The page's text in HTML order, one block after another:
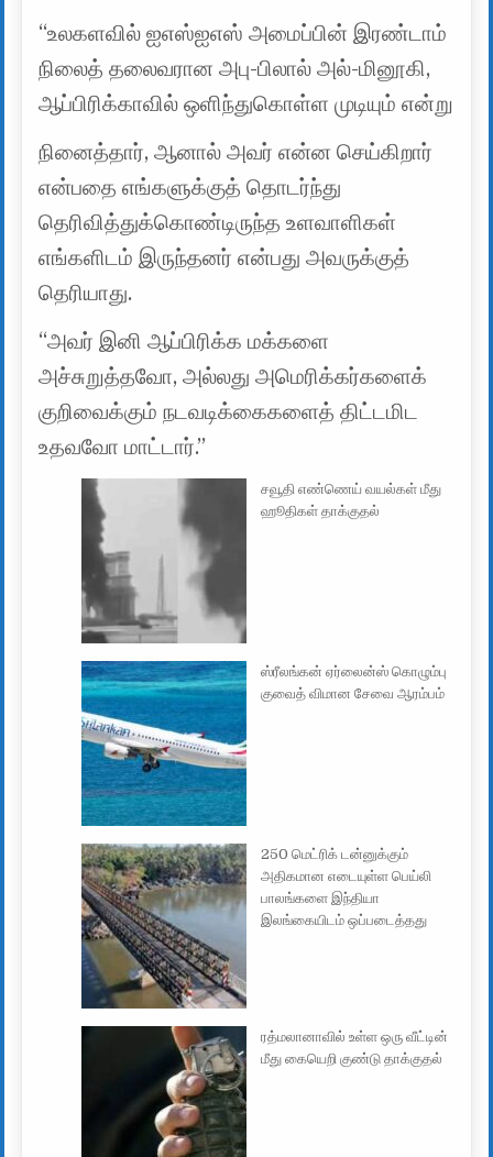
“உலகளவில் ஐஎஸ்ஐஎஸ் அமைப்பின் இரண்டாம்
நிலைத் தலைவரான அபு-பிலால் அல்-மினூகி,
ஆப்பிரிக்காவில் ஒளிந்துகொள்ள முடியும் என்று
நினைத்தார், ஆனால் அவர் என்ன செய்கிறார்
என்பதை எங்களுக்குத் தொடர்ந்து
தெரிவித்துக்கொண்டிருந்த உளவாளிகள்
எங்களிடம் இருந்தனர் என்பது அவருக்குத்
தெரியாது.
“அவர் இனி ஆப்பிரிக்க மக்களை
அச்சுறுத்தவோ, அல்லது அமெரிக்கர்களைக்
குறிவைக்கும் நடவடிக்கைகளைத் திட்டமிட
உதவவோ மாட்டார்.”
சவூதி எண்ணெய் வயல்கள் மீது
ஹூதிகள் தாக்குதல்
ஸ்ரீலங்கன் ஏர்லைன்ஸ் கொழும்பு
குவைத் விமான சேவை ஆரம்பம்
250 மெட்ரிக் டன்னுக்கும்
அதிகமான எடையுள்ள பெய்லி
பாலங்களை இந்தியா
இலங்கையிடம் ஒப்படைத்தது
ரத்மலானாவில் உள்ள ஒரு வீட்டின்
மீது கையெறி குண்டு தாக்குதல்